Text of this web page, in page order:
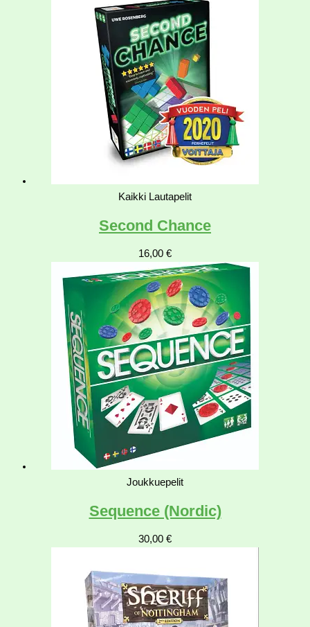
Kaikki Lautapelit
Second Chance
16,00 €
Joukkuepelit
Sequence (Nordic)
30,00 €